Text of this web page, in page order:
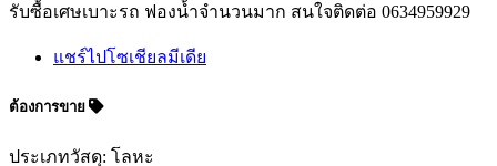
รับซื้อเศษเบาะรถ ฟองน้ำจำนวนมาก สนใจติดต่อ 0634959929
แชร์ไปโซเชียลมีเดีย
ต้องการขาย
ประเภทวัสดุ: โลหะ